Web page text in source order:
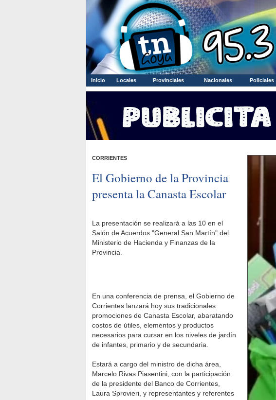
Inicio Locales Provinciales Nacionales Policiales
CORRIENTES
El Gobierno de la Provincia
presenta la Canasta Escolar
La presentación se realizará a las 10 en el
Salón de Acuerdos "General San Martín" del
Ministerio de Hacienda y Finanzas de la
Provincia.
En una conferencia de prensa, el Gobierno de
Corrientes lanzará hoy sus tradicionales
promociones de Canasta Escolar, abaratando
costos de útiles, elementos y productos
necesarios para cursar en los niveles de jardín
de infantes, primario y de secundaria.
Estará a cargo del ministro de dicha área,
Marcelo Rivas Piasentini, con la participación
de la presidente del Banco de Corrientes,
Laura Sprovieri, y representantes y referentes